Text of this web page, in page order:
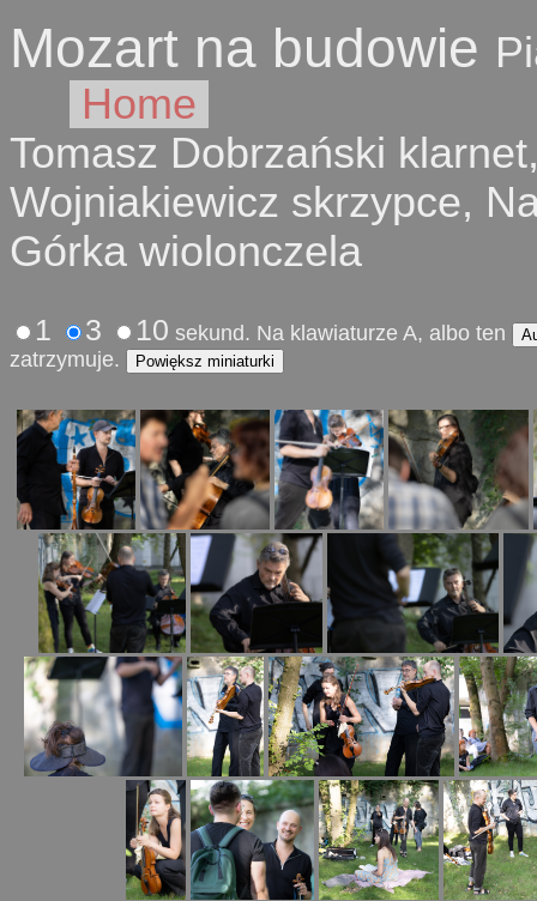
Mozart na budowie
Home
Tomasz Dobrzański
Wojniakiewicz skrzypce,
Górka wiolonczela
1 3 10 sekund. Na klawiaturze A, albo ten
zatrzymuje. Powiększ miniaturki